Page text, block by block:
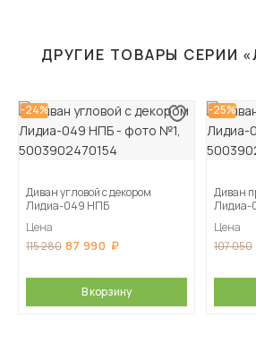
ДРУГИЕ ТОВАРЫ СЕРИИ
-24%
Диван угловой с декором
Лидиа-049 НПБ
Цена
115 280 87 990
В корзину
-25%
Диван
Лидиа-
Цена
107 050